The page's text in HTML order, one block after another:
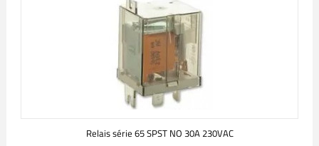
Relais série 65 SPST NO 30A 230VAC